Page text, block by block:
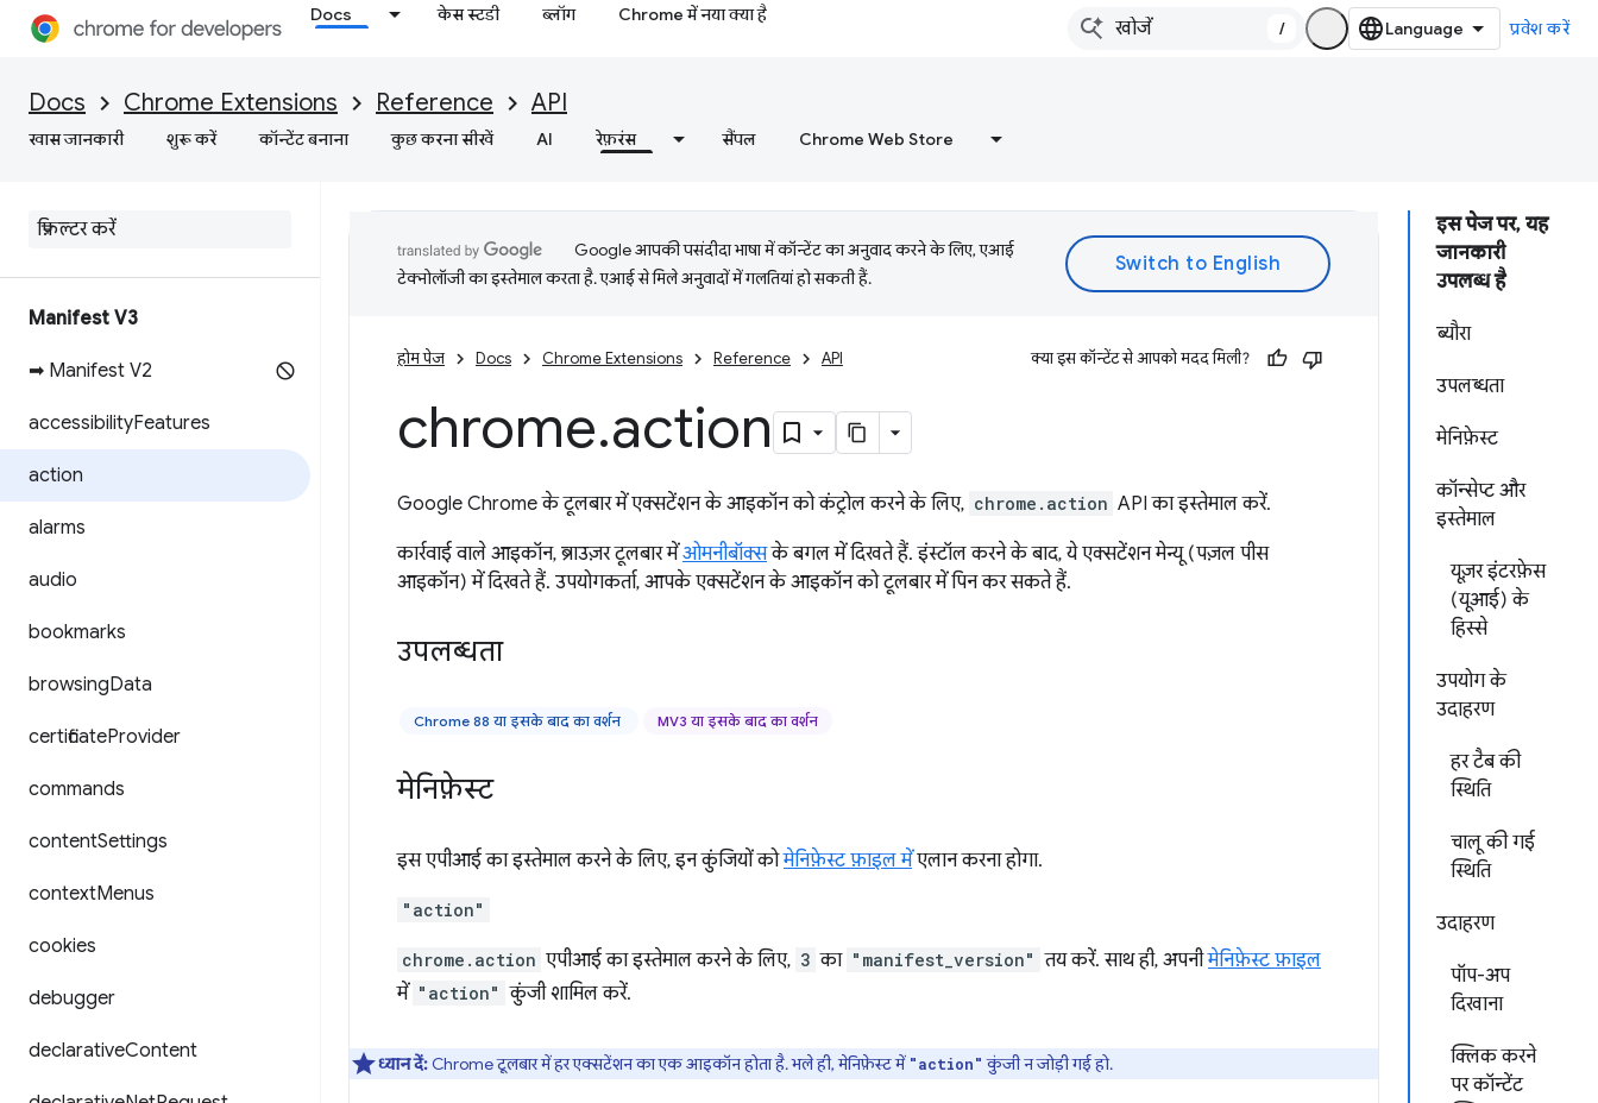
Docs केस स्टडी ब्लॉग Chrome में नया क्या है
/ प्रवेश करें
Docs Chrome Extensions Reference API
खास जानकारी शुरू करें कॉन्टेंट बनाना कुछ करना सीखें AI रेफ़रंस सैंपल Chrome Web Store
Manifest V3
➡ Manifest V2
accessibilityFeatures
action
alarms
audio
bookmarks
browsingData
certificateProvider
commands
contentSettings
contextMenus
cookies
debugger
declarativeContent
इस पेज पर, यह
जानकारी
उपलब्ध है
ब्यौरा
उपलब्धता
मेनिफ़ेस्ट
कॉन्सेप्ट और
इस्तेमाल
यूज़र इंटरफ़ेस
(यूआई) के
हिस्से
उपयोग के
उदाहरण
हर टैब की
स्थिति
चालू की गई
स्थिति
उदाहरण
पॉप-अप
दिखाना
क्लिक करने
पर कॉन्टेंट
Google आपकी पसंदीदा भाषा में कॉन्टेंट का अनुवाद करने के लिए, एआई
टेक्नोलॉजी का इस्तेमाल करता है. एआई से मिले अनुवादों में गलतियां हो सकती हैं.
होम पेज Docs Chrome Extensions Reference API क्या इस कॉन्टेंट से आपको मदद मिली?
chrome.action
Google Chrome के टूलबार में एक्सटेंशन के आइकॉन को कंट्रोल करने के लिए, chrome.action API का इस्तेमाल करें.
कार्रवाई वाले आइकॉन, ब्राउज़र टूलबार मेंओमनीबॉक्सके बगल में दिखते हैं. इंस्टॉल करने के बाद, ये एक्सटेंशन मेन्यू (पज़ल पीस
आइकॉन) में दिखते हैं. उपयोगकर्ता, आपके एक्सटेंशन के आइकॉन को टूलबार में पिन कर सकते हैं.
उपलब्धता
Chrome 88 या इसके बाद का वर्शन MV3 या इसके बाद का वर्शन
मेनिफ़ेस्ट
इस एपीआई का इस्तेमाल करने के लिए, इन कुंजियों कोमेनिफ़ेस्ट फ़ाइल मेंएलान करना होगा.
"action"
chrome.action एपीआई का इस्तेमाल करने के लिए, 3 का "manifest_version" तय करें. साथ ही, अपनीमेनिफ़ेस्ट फ़ाइल
में "action" कुंजी शामिल करें.
ध्यान दें: Chrome टूलबार में हर एक्सटेंशन का एक आइकॉन होता है. भले ही, मेनिफ़ेस्ट में "action" कुंजी न जोड़ी गई हो.